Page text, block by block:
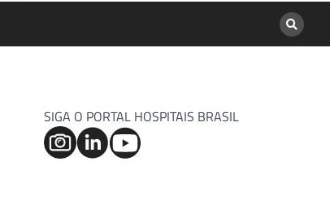
SIGA O PORTAL HOSPITAIS BRASIL